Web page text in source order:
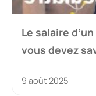
Le salaire
vous devez
9 août 2025